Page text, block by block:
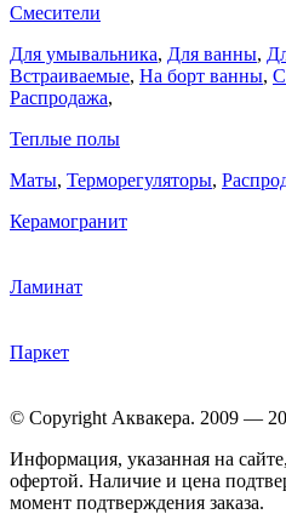
Смесители
Для умывальника, Для ванны,
Встраиваемые, На борт ванны,
Распродажа,
Теплые полы
Маты, Терморегуляторы,
Керамогранит
Ламинат
Паркет
© Copyright Аквакера. 2009 —
Информация, указанная на
офертой. Наличие и цена
момент подтверждения заказа.